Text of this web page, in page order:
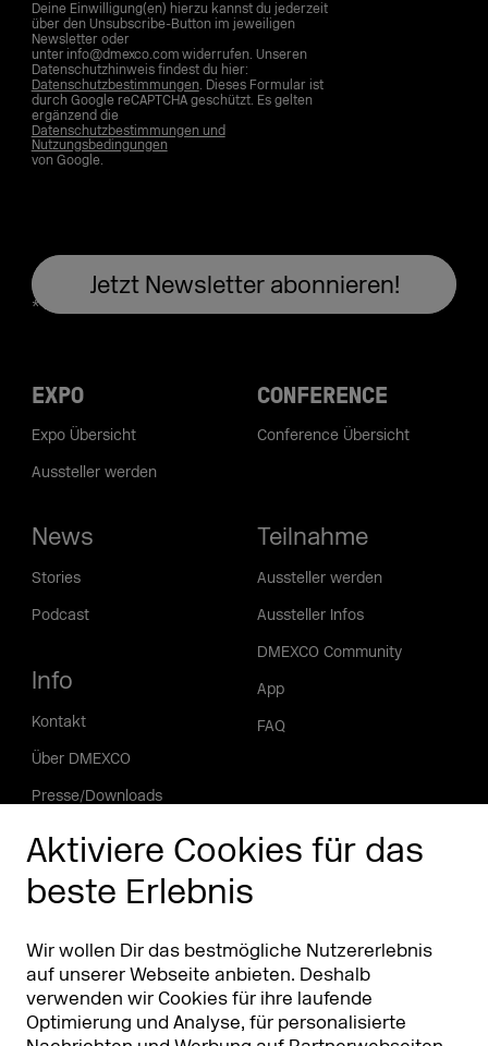
Aktiviere Cookies für das
beste Erlebnis
Wir wollen Dir das bestmögliche Nutzererlebnis
auf unserer Webseite anbieten. Deshalb
verwenden wir Cookies für ihre laufende
Optimierung und Analyse, für personalisierte
Deine Einwilligung(en) hierzu kannst du jederzeit
über den Unsubscribe-Button im jeweiligen
Newsletter oder
unter info@dmexco.com widerrufen. Unseren
Datenschutzhinweis findest du hier:
Datenschutzbestimmungen. Dieses Formular ist
durch Google reCAPTCHA geschützt. Es gelten
ergänzend die
Datenschutzbestimmungen und
Nutzungsbedingungen
von Google.
EXPO
Expo Übersicht
Aussteller werden
CONFERENCE
Conference Übersicht
News
Stories
Podcast
Info
Kontakt
Über DMEXCO
Presse/Downloads
Phishing Alarm
Teilnahme
Aussteller werden
Aussteller Infos
DMEXCO Community
App
FAQ
Partner
Partner & Sponsoren DMEXCO Asia